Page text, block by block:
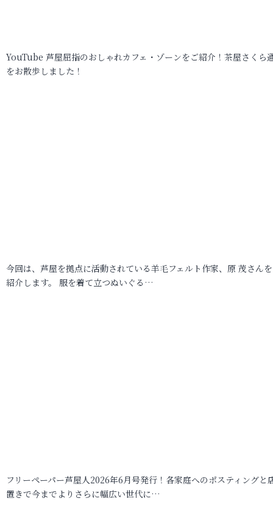
YouTube 芦屋屈指のおしゃれカフェ・ゾーンをご紹介！茶屋さくら
をお散歩しました！
今回は、芦屋を拠点に活動されている羊毛フェルト作家、原 茂さん
紹介します。 服を着て立つぬいぐる…
フリーペーパー芦屋人2026年6月号発行！各家庭へのポスティングと
置きで今までよりさらに幅広い世代に…